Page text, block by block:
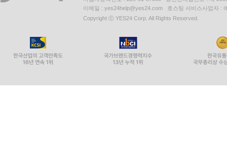
이메일 : yes24help@yes24.com 호스팅 서비스사업자 :
Copyright ⓒ YES24 Corp. All Rights Reserved.